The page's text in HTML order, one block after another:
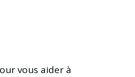
vous aider à